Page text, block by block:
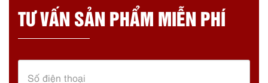
TƯ VẤN SẢN PHẨM MIỄN PHÍ